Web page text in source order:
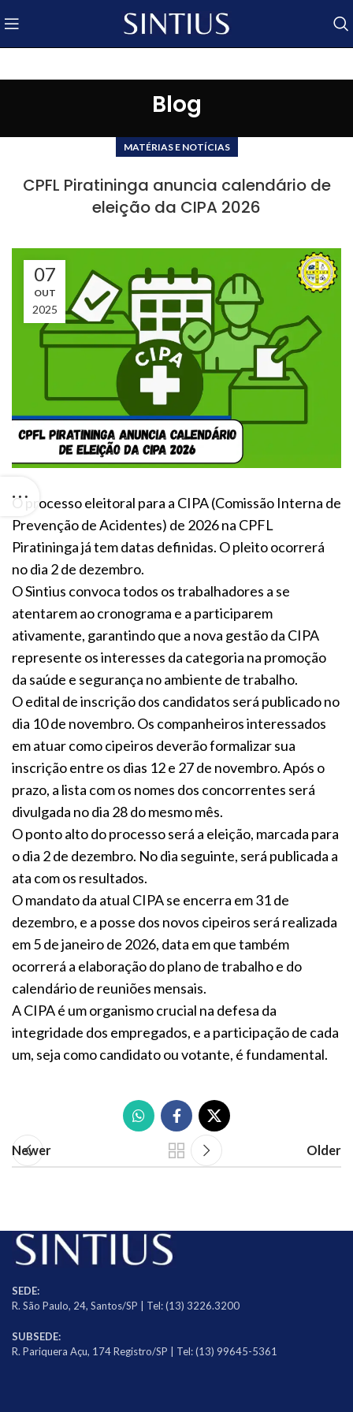
Blog
MATÉRIAS E NOTÍCIAS
CPFL Piratininga anuncia calendário de
eleição da CIPA 2026
07
OUT
2025
O processo eleitoral para a CIPA (Comissão Interna de
Prevenção de Acidentes) de 2026 na CPFL
Piratininga já tem datas definidas. O pleito ocorrerá
no dia 2 de dezembro.
O Sintius convoca todos os trabalhadores a se
atentarem ao cronograma e a participarem
ativamente, garantindo que a nova gestão da CIPA
represente os interesses da categoria na promoção
da saúde e segurança no ambiente de trabalho.
O edital de inscrição dos candidatos será publicado no
dia 10 de novembro. Os companheiros interessados
em atuar como cipeiros deverão formalizar sua
inscrição entre os dias 12 e 27 de novembro. Após o
prazo, a lista com os nomes dos concorrentes será
divulgada no dia 28 do mesmo mês.
O ponto alto do processo será a eleição, marcada para
o dia 2 de dezembro. No dia seguinte, será publicada a
ata com os resultados.
O mandato da atual CIPA se encerra em 31 de
dezembro, e a posse dos novos cipeiros será realizada
em 5 de janeiro de 2026, data em que também
ocorrerá a elaboração do plano de trabalho e do
calendário de reuniões mensais.
A CIPA é um organismo crucial na defesa da
integridade dos empregados, e a participação de cada
um, seja como candidato ou votante, é fundamental.
Newer Older
SEDE:
R. São Paulo, 24, Santos/SP | Tel: (13) 3226.3200
SUBSEDE:
R. Pariquera Açu, 174 Registro/SP | Tel: (13) 99645-5361